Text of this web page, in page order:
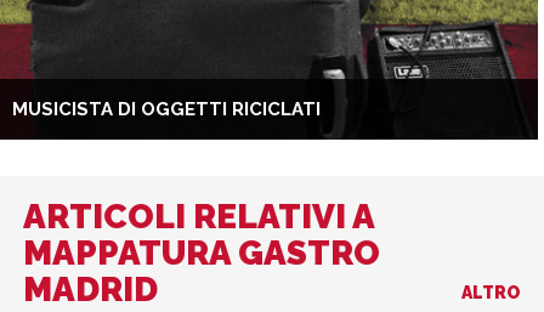
MUSICISTA DI OGGETTI RICICLATI
ARTICOLI RELATIVI A
MAPPATURA GASTRO
MADRID
ALTRO